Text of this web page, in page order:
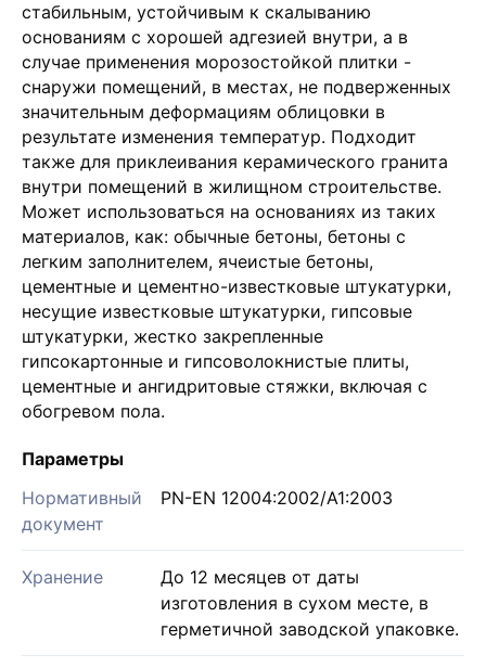
стабильным, устойчивым к скалыванию
основаниям с хорошей адгезией внутри, а в
случае применения морозостойкой плитки -
снаружи помещений, в местах, не подверженных
значительным деформациям облицовки в
результате изменения температур. Подходит
также для приклеивания керамического гранита
внутри помещений в жилищном строительстве.
Может использоваться на основаниях из таких
материалов, как: обычные бетоны, бетоны с
легким заполнителем, ячеистые бетоны,
цементные и цементно-известковые штукатурки,
несущие известковые штукатурки, гипсовые
штукатурки, жестко закрепленные
гипсокартонные и гипсоволокнистые плиты,
цементные и ангидритовые стяжки, включая с
обогревом пола.
Параметры
Нормативный
документ
PN-EN 12004:2002/A1:2003
Хранение
До 12 месяцев от даты
изготовления в сухом месте, в
герметичной заводской упаковке.